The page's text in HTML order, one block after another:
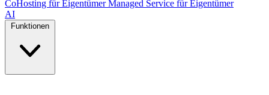
CoHosting für EigentümerManaged Service für Eigentümer
AI